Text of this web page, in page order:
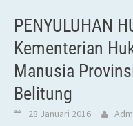
PENYULUHAN
Kementerian
Manusia
Belitung
28 Januari 2016